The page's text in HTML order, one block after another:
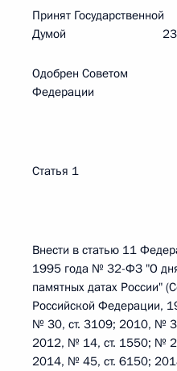
Принят Государственной
Думой 23 мая
Одобрен Советом
Федерации 7
Статья 1
Внести в статью 11
1995 года № 32-ФЗ "О
памятных датах России"
Российской Федерации,
№ 30, ст. 3109; 2010, №
2012, № 14, ст. 1550; №
2014, № 45, ст. 6150;